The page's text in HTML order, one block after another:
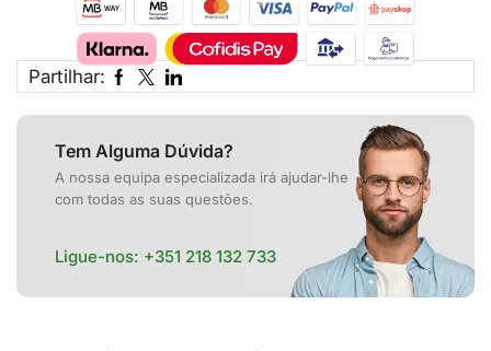
Partilhar:
Tem Alguma Dúvida?
A nossa equipa especializada irá ajudar-lhe
com todas as suas questões.
Ligue-nos: +351 218 132 733